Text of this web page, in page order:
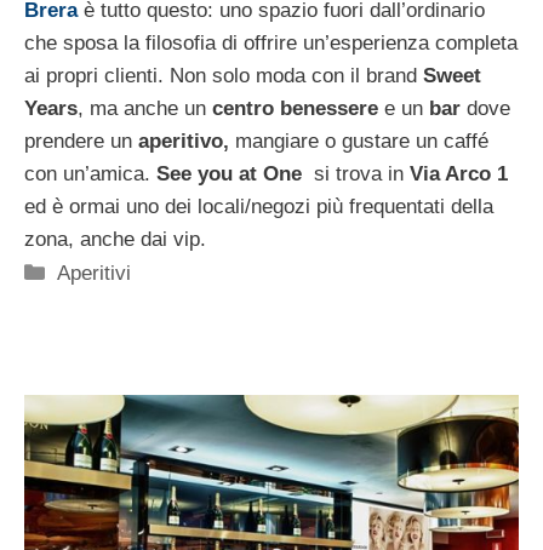
Breraè tutto questo: uno spazio fuori dall’ordinario
che sposa la filosofia di offrire un’esperienza completa
ai propri clienti. Non solo moda con il brand Sweet
Years, ma anche un centro benessere e un bar dove
prendere un aperitivo, mangiare o gustare un caffé
con un’amica. See you at One si trova in Via Arco 1
ed è ormai uno dei locali/negozi più frequentati della
zona, anche dai vip.
Categorie
Aperitivi